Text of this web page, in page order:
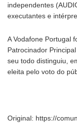
independentes
executantes e
A Vodafone Portugal
Patrocinador
seu todo distinguiu,
eleita pelo voto do
Original: https://